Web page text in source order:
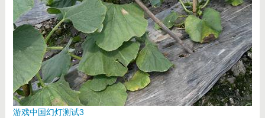
游戏中国幻灯测试3